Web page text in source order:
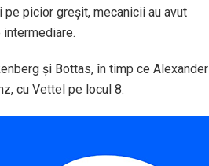
pe picior greșit, mecanicii au avut
și Bottas, în timp ce Alexander
cu Vettel pe locul 8.